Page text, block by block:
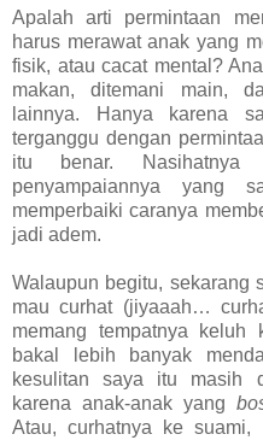
Apalah arti permintaan
harus merawat anak yang
fisik, atau cacat mental?
makan, ditemani main,
lainnya. Hanya karena
terganggu dengan
itu benar.
penyampaiannya yang
memperbaiki caranya
jadi adem.
Walaupun begitu, sekarang
mau curhat (jiyaaah…
memang tempatnya keluh
bakal lebih banyak
kesulitan saya itu masih
karena anak-anak yang
Atau, curhatnya ke